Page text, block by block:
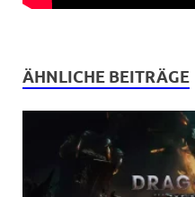
ÄHNLICHE BEITRÄGE